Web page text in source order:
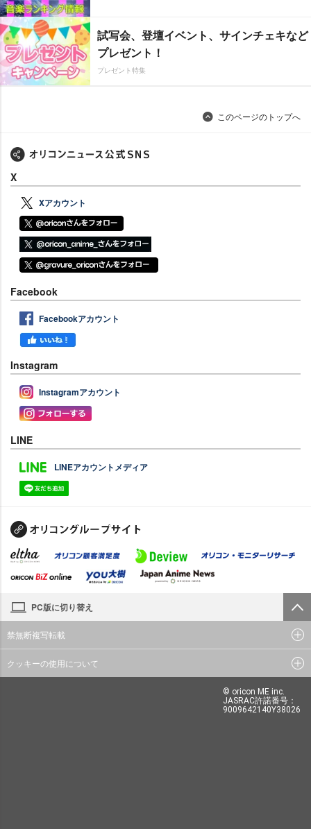
試写会、登壇イベント、サインチェキなど
プレゼント！
プレゼント特集
このページのトップへ
X
Xアカウント
Facebook
Facebookアカウント
Instagram
Instagramアカウント
LINE
LINEアカウントメディア
PC版に切り替え
禁無断複写転載
クッキーの使用について
© oricon ME inc.
JASRAC許諾番号：
9009642140Y38026